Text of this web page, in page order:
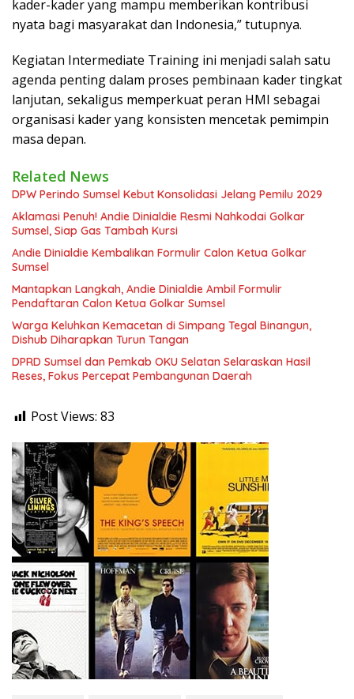
kader-kader yang mampu memberikan kontribusi
nyata bagi masyarakat dan Indonesia,” tutupnya.
Kegiatan Intermediate Training ini menjadi salah satu
agenda penting dalam proses pembinaan kader tingkat
lanjutan, sekaligus memperkuat peran HMI sebagai
organisasi kader yang konsisten mencetak pemimpin
masa depan.
Related News
DPW Perindo Sumsel Kebut Konsolidasi Jelang Pemilu 2029
Aklamasi Penuh! Andie Dinialdie Resmi Nahkodai Golkar
Sumsel, Siap Gas Tambah Kursi
Andie Dinialdie Kembalikan Formulir Calon Ketua Golkar
Sumsel
Mantapkan Langkah, Andie Dinialdie Ambil Formulir
Pendaftaran Calon Ketua Golkar Sumsel
Warga Keluhkan Kemacetan di Simpang Tegal Binangun,
Dishub Diharapkan Turun Tangan
DPRD Sumsel dan Pemkab OKU Selatan Selaraskan Hasil
Reses, Fokus Percepat Pembangunan Daerah
Post Views: 83